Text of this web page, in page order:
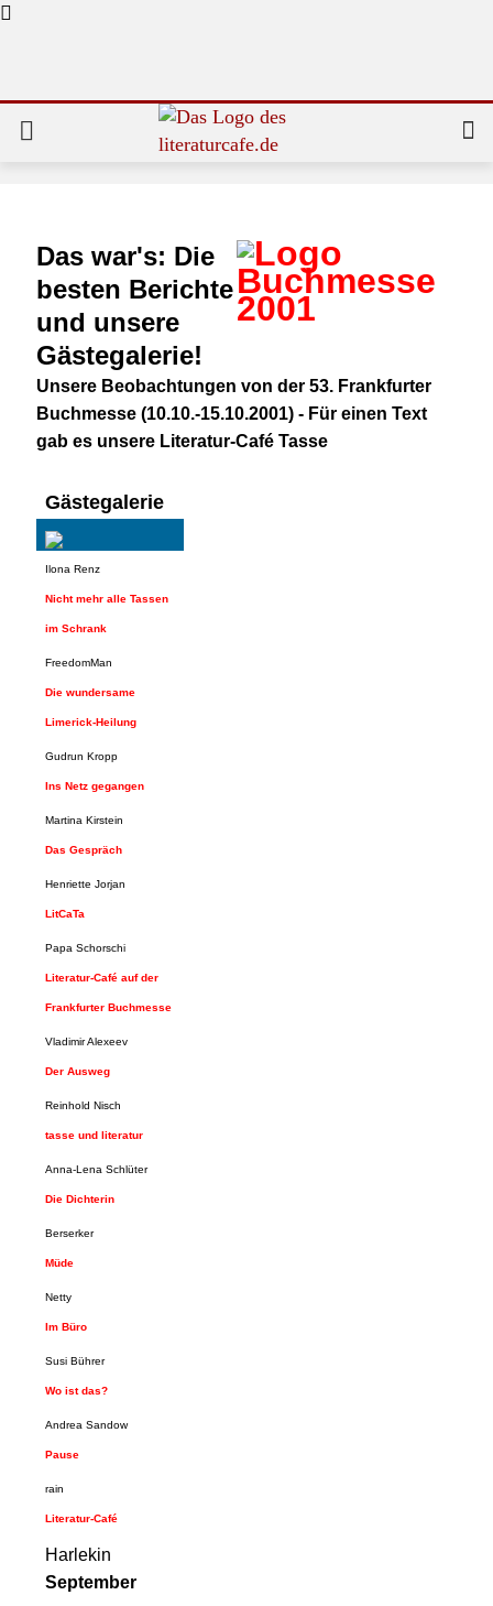
Das war's: Die
besten Berichte
und unsere
Gästegalerie!
Unsere Beobachtungen von der 53. Frankfurter
Buchmesse (10.10.-15.10.2001) - Für einen Text
gab es unsere Literatur-Café Tasse
Gästegalerie
Ilona Renz
Nicht mehr alle Tassen
im Schrank
FreedomMan
Die wundersame
Limerick-Heilung
Gudrun Kropp
Ins Netz gegangen
Martina Kirstein
Das Gespräch
Henriette Jorjan
LitCaTa
Papa Schorschi
Literatur-Café auf der
Frankfurter Buchmesse
Vladimir Alexeev
Der Ausweg
Reinhold Nisch
tasse und literatur
Anna-Lena Schlüter
Die Dichterin
Berserker
Müde
Netty
Im Büro
Susi Bührer
Wo ist das?
Andrea Sandow
Pause
rain
Literatur-Café
Harlekin
September